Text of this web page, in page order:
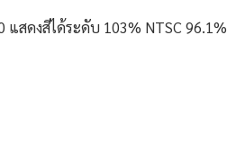
แสดงสีได้ระดับ 103% NTSC 96.1%